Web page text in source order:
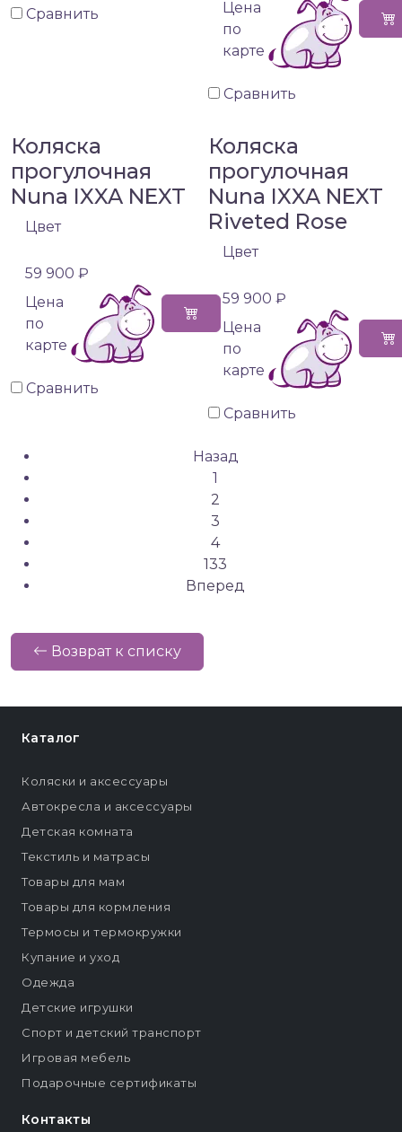
Сравнить
Цена
по
карте
Сравнить
Коляска
прогулочная
Nuna IXXA NEXT
Цвет
59 900 ₽
Цена
по
карте
Сравнить
Коляска
прогулочная
Nuna IXXA NEXT
Riveted Rose
Цвет
59 900 ₽
Цена
по
карте
Сравнить
Назад
1
2
3
4
133
Вперед
Возврат к списку
Контакты
Каталог
Коляски и аксессуары
Автокресла и аксессуары
Детская комната
Текстиль и матрасы
Товары для мам
Товары для кормления
Термосы и термокружки
Купание и уход
Одежда
Детские игрушки
Спорт и детский транспорт
Игровая мебель
Подарочные сертификаты